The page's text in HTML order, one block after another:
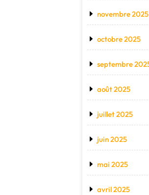
novembre 2025
octobre 2025
septembre
août 2025
juillet 2025
juin 2025
mai 2025
avril 2025